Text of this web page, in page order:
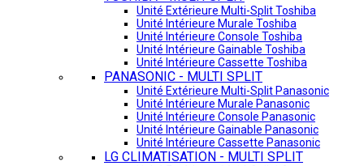
Unité Extérieure Multi-Split Toshiba
Unité Intérieure Murale Toshiba
Unité Intérieure Console Toshiba
Unité Intérieure Gainable Toshiba
Unité Intérieure Cassette Toshiba
PANASONIC - MULTI SPLIT
Unité Extérieure Multi-Split Panasonic
Unité Intérieure Murale Panasonic
Unité Intérieure Console Panasonic
Unité Intérieure Gainable Panasonic
Unité Intérieure Cassette Panasonic
LG CLIMATISATION - MULTI SPLIT